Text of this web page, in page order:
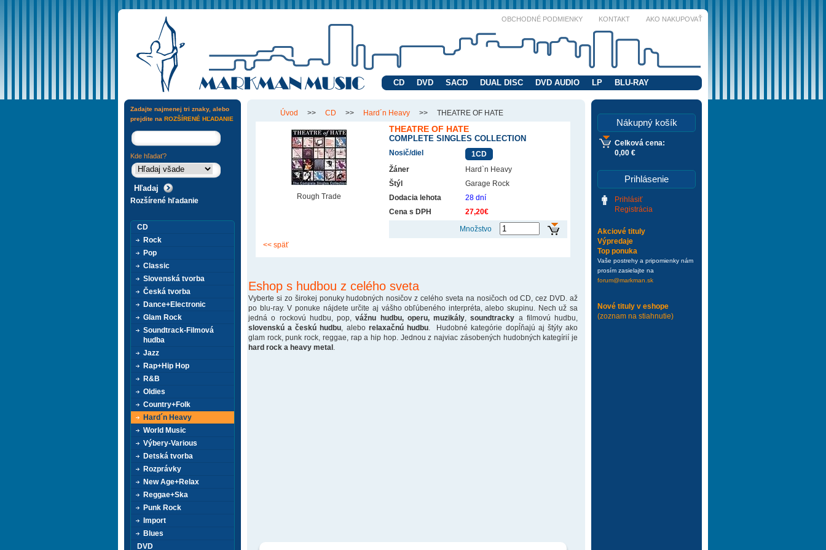
OBCHODNÉ PODMIENKY KONTAKT AKO NAKUPOVAŤ
CD DVD SACD DUAL DISC DVD AUDIO LP BLU-RAY
Úvod >> CD >> Hard´n Heavy >> THEATRE OF HATE
Rough Trade
THEATRE OF HATE
COMPLETE SINGLES COLLECTION
Nosič/diel
1CD
Žáner
Hard`n Heavy
Štýl
Garage Rock
Dodacia lehota
28 dní
Cena s DPH
27,20€
Množstvo
<< späť
Eshop s hudbou z celého sveta
Vyberte si zo širokej ponuky hudobných nosičov z celého sveta na nosičoch od CD, cez DVD. až
po blu-ray. V ponuke nájdete určite aj vášho obľúbeného interpréta, alebo skupinu. Nech už sa
jedná o rockovú hudbu, pop,vážnu hudbu, operu, muzikály ,soundtracky a filmovú hudbu,
slovenskú a českú hudbu , alebo relaxačnú hudbu. Hudobné kategórie dopĺňajú aj štýly ako
glam rock, punk rock, reggae, rap a hip hop. Jednou z najviac zásobených hudobných kategírií je
hard rock a heavy metal
Nákupný košík
Celková cena:
0,00 €
Prihlásenie
Prihlásiť
Registrácia
Akciové tituly
Výpredaje
Top ponuka
Vaše postrehy a pripomienky nám
prosím zasielajte na
forum@markman.sk
Nové tituly v eshope
(zoznam na stiahnutie)
Zadajte najmenej tri znaky, alebo
prejdite na ROZŠÍRENÉ HĽADANIE
Kde hľadať?
Rozšírené hľadanie
CD
Rock
Pop
Classic
Slovenská tvorba
Česká tvorba
Dance+Electronic
Glam Rock
Soundtrack-Filmová
hudba
Jazz
Rap+Hip Hop
R&B
Oldies
Country+Folk
Hard´n Heavy
World Music
Výbery-Various
Detská tvorba
Rozprávky
New Age+Relax
Reggae+Ska
Punk Rock
Import
Blues
DVD